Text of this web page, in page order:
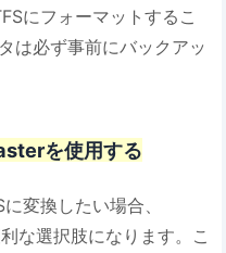
にフォーマットするこ
は必ず事前にバックアッ
を使用する
変換したい場合、
な選択肢になります。こ